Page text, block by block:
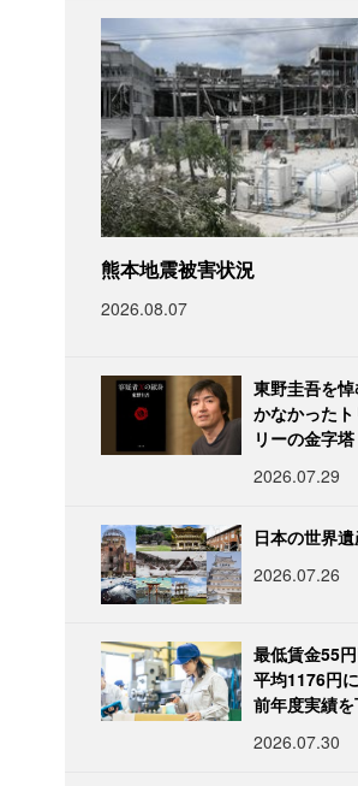
熊本地震被害状況
2026.08.07
東野圭吾を
かなかった
リーの金字
2026.07.29
日本の世界
2026.07.26
最低賃金55
平均1176円
前年度実績
2026.07.30